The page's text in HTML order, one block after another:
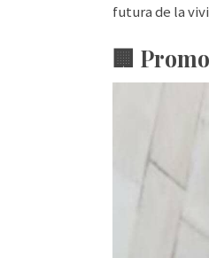
futura de la
🏢